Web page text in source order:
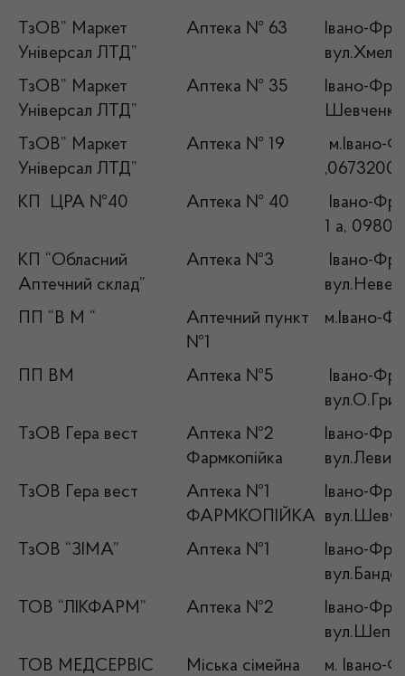
ТзОВ” Маркет
Універсал ЛТД”
Аптека № 63
Івано-
ТзОВ” Маркет
Універсал ЛТД”
Аптека № 35
Івано-
ТзОВ” Маркет
Універсал ЛТД”
Аптека № 19
м.Івано-
КП ЦРА №40
Аптека № 40
Івано-
1 а,
КП “Обласний
Аптечний склад”
Аптека №3
Івано-
ПП “В М “
Аптечний пункт
№1
м.Івано-
ПП ВМ Аптека №5
Івано-
ТзОВ Гера вест
Аптека №2
Фармкопійка
Івано-
ТзОВ Гера вест
Аптека №1
ФАРМКОПІЙКА
Івано-
ТзОВ “ЗІМА”
Аптека №1
Івано-
ТОВ “ЛІКФАРМ”
Аптека №2
Івано-
ТОВ МЕДСЕРВІС
Міська сімейна
м. Івано-